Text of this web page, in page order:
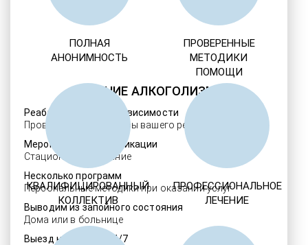
ЛЕЧЕНИЕ АЛКОГОЛИЗМА
Реабилитация алкозависимости
Проверенные ребцентры вашего региона
Мероприятия детоксикации
Стационарное лечение
Несколько программ
Персональные методики при оказании услуг
Выводим из запойного состояния
Дома или в больнице
Выезд нарколога 24/7
ПОЛНАЯ
АНОНИМНОСТЬ
ПРОВЕРЕННЫЕ
МЕТОДИКИ
ПОМОЩИ
КВАЛИФИЦИРОВАННЫЙ
КОЛЛЕКТИВ
ПРОФЕССИОНАЛЬНОЕ
ЛЕЧЕНИЕ